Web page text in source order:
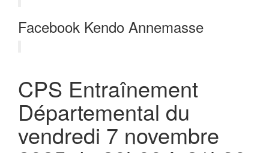
Facebook Kendo Annemasse
CPS Entraînement
Départemental du
vendredi 7 novembre